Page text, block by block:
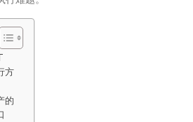
方
的